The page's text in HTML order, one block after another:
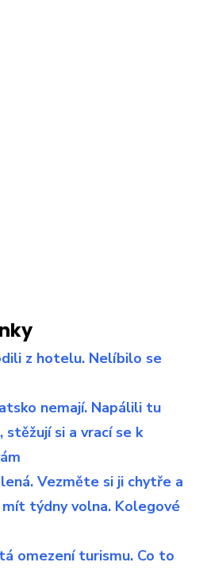
z hotelu. Nelíbilo se
nemají. Napálili tu
stěžují si a vrací se k
Vezměte si ji chytře a
týdny volna. Kolegové
omezení turismu. Co to